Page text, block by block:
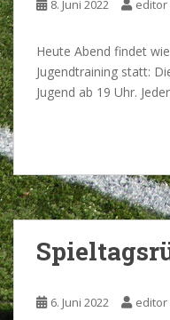
8. Juni 2022 editor
Heute Abend findet
Jugendtraining statt:
Jugend ab 19 Uhr.
6. Juni 2022 editor